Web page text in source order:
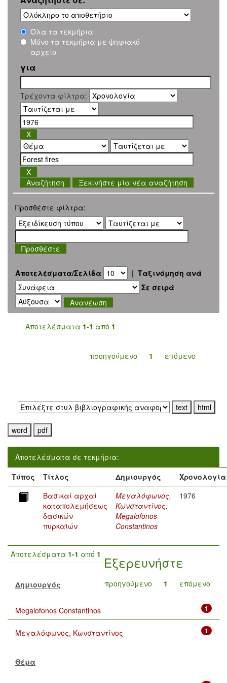
Όλα τα τεκμήρια
Μόνο τα τεκμήρια με ψηφιακό
αρχείο
για
Τρέχοντα φίλτρα:
Ξεκινήστε μία νέα αναζήτηση
Προσθέστε φίλτρα:
Αποτελέσματα/Σελίδα | Ταξινόμηση ανά
Σε σειρά
Αποτελέσματα 1-1 από 1
προηγούμενο 1 επόμενο
Αποτελέσματα σε τεκμήρια:
Τύπος
Τίτλος Δημιουργός
Χρονολογία
Βασικαί αρχαί
καταπολεμήσεως
δασικών
πυρκαϊών
Μεγαλόφωνος,
Κωνσταντίνος;
Megalofonos
Constantinos
1976
Αποτελέσματα 1-1 από 1
προηγούμενο 1 επόμενο
Εξερευνήστε
Δημιουργός
1
Megalofonos Constantinos
1
Μεγαλόφωνος, Κωνσταντίνος
Θέμα